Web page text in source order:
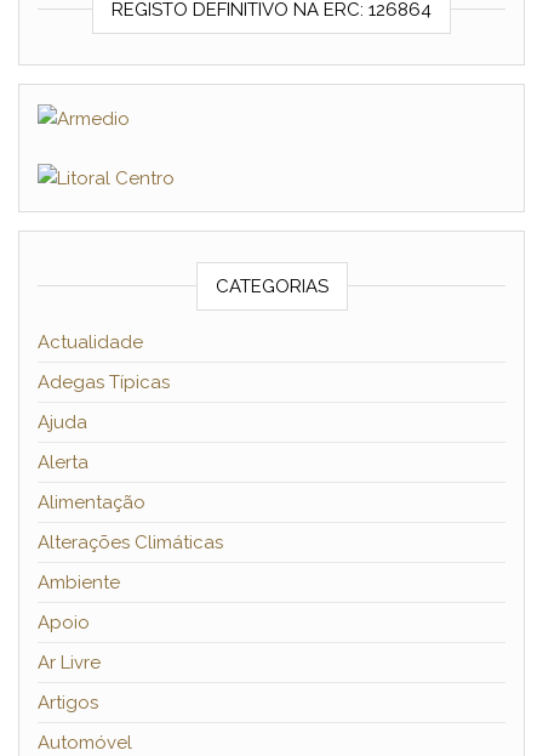
REGISTO DEFINITIVO NA ERC: 126864
CATEGORIAS
Actualidade
Adegas Típicas
Ajuda
Alerta
Alimentação
Alterações Climáticas
Ambiente
Apoio
Ar Livre
Artigos
Automóvel